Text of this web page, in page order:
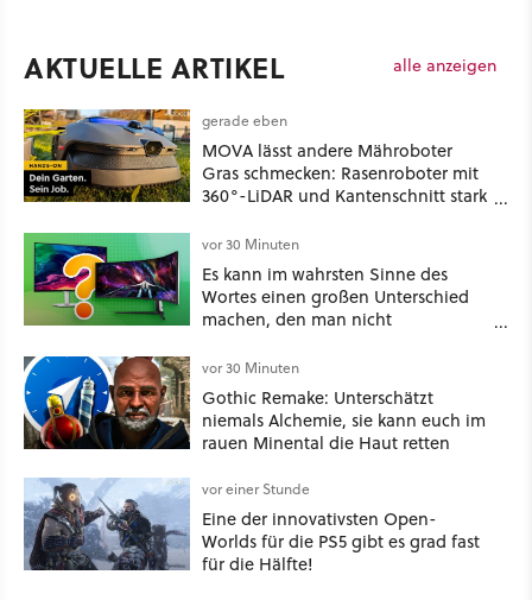
AKTUELLE ARTIKEL alle anzeigen
gerade eben
MOVA lässt andere Mähroboter
Gras schmecken: Rasenroboter mit
360°-LiDAR und Kantenschnitt stark
vor 30 Minuten
Es kann im wahrsten Sinne des
Wortes einen großen Unterschied
machen, den man nicht
Seitenverhältnis seid ihr unterwegs?
vor 30 Minuten
Gothic Remake: Unterschätzt
niemals Alchemie, sie kann euch im
rauen Minental die Haut retten
vor einer Stunde
Eine der innovativsten Open-
Worlds für die PS5 gibt es grad fast
für die Hälfte!